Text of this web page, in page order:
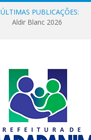
ÚLTIMAS PUBLICAÇÕES:
Aldir Blanc 2026